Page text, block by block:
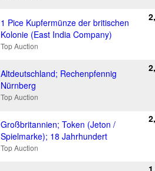
1 Pice Kupfermünze der britischen
Kolonie (East India Company)
Top Auction
Altdeutschland; Rechenpfennig
Nürnberg
Top Auction
Großbritannien; Token (Jeton /
Spielmarke); 18 Jahrhundert
Top Auction